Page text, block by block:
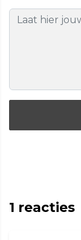
1 reacties